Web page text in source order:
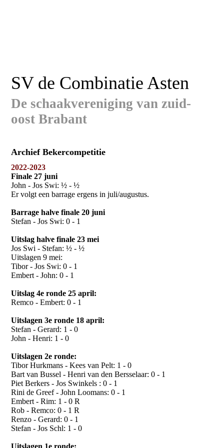
SV de Combinatie Asten
De schaakvereniging van zuid-
oost Brabant
Archief Bekercompetitie
2022-2023
Finale 27 juni
John - Jos Swi: ½ - ½
Er volgt een barrage ergens in juli/augustus.
Barrage halve finale 20 juni
Stefan - Jos Swi: 0 - 1
Uitslag halve finale 23 mei
Jos Swi - Stefan: ½ - ½
Uitslagen 9 mei:
Tibor - Jos Swi: 0 - 1
Embert - John: 0 - 1
Uitslag 4e ronde 25 april:
Remco - Embert: 0 - 1
Uitslagen 3e ronde 18 april:
Stefan - Gerard: 1 - 0
John - Henri: 1 - 0
Uitslagen 2e ronde:
Tibor Hurkmans - Kees van Pelt: 1 - 0
Bart van Bussel - Henri van den Bersselaar: 0 - 1
Piet Berkers - Jos Swinkels : 0 - 1
Rini de Greef - John Loomans: 0 - 1
Embert - Rim: 1 - 0 R
Rob - Remco: 0 - 1 R
Renzo - Gerard: 0 - 1
Stefan - Jos Schl: 1 - 0